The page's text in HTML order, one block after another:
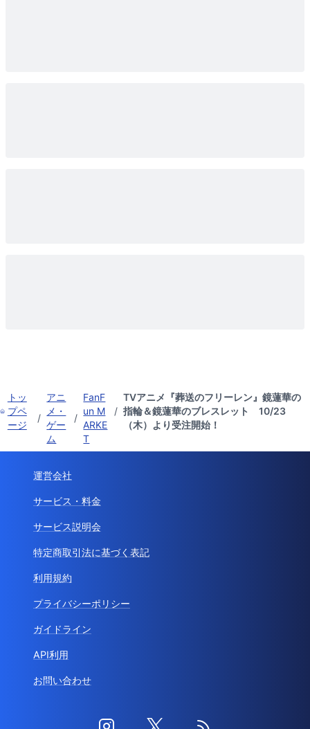
トッ
プペ
ージ
/
アニ
メ・
ゲー
ム
/
FanF
un M
ARKE
T
/
TVアニメ『葬送のフリーレン』鏡蓮華の
指輪＆鏡蓮華のブレスレット 10/23
（木）より受注開始！
運営会社
サービス・料金
サービス説明会
特定商取引法に基づく表記
利用規約
プライバシーポリシー
ガイドライン
API利用
お問い合わせ